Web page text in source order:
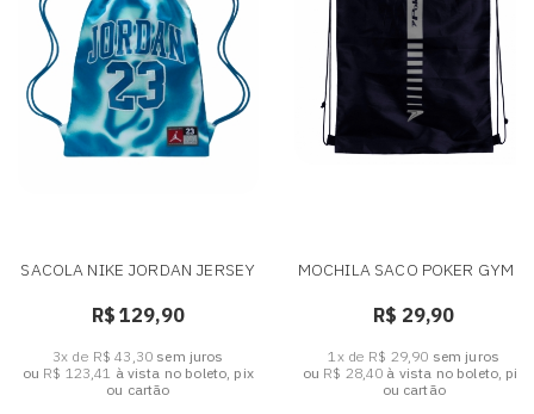
SACOLA NIKE JORDAN JERSEY
R$ 129,90
3x de R$ 43,30 sem juros
ou R$ 123,41 à vista no boleto, pix
ou cartão
MOCHILA SACO POKER GYM II
R$ 29,90
1x de R$ 29,90 sem juros
ou R$ 28,40 à vista no boleto, pix
ou cartão